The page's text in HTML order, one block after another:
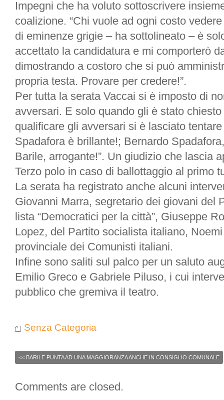
Impegni che ha voluto sottoscrivere
coalizione. “Chi vuole ad ogni costo
di eminenze grigie – ha sottolineato – è
accettato la candidatura e mi comporterò
dimostrando a costoro che si può
propria testa. Provare per credere!”.
Per tutta la serata Vaccai si è imposto di
avversari. E solo quando gli è stato
qualificare gli avversari si è lasciato
Spadafora è brillante!; Bernardo
Barile, arrogante!”. Un giudizio che lascia
Terzo polo in caso di ballottaggio al primo
La serata ha registrato anche alcuni
Giovanni Marra, segretario dei giovani del
lista “Democratici per la città”, Giuseppe
Lopez, del Partito socialista italiano,
provinciale dei Comunisti italiani.
Infine sono saliti sul palco per un saluto
Emilio Greco e Gabriele Piluso, i cui
pubblico che gremiva il teatro.
Senza Categoria
<< BARILE PUNTA AD UNA MAGGIORANZA ANCHE IN CONSIGLIO COMUNALE
Comments are closed.